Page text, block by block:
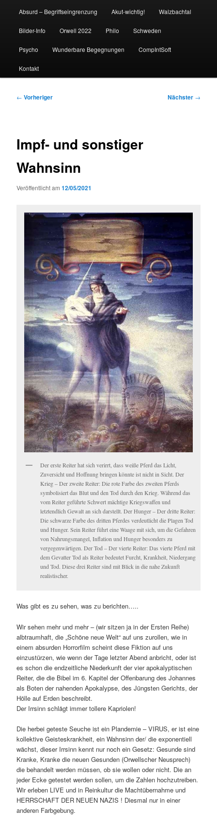
Absurd – Begriffseingrenzung Akut-wichtig! Walzbachtal
Bilder-Info Orwell 2022 Philo Schweden
Psycho Wunderbare Begegnungen CompIntSoft
Kontakt
Beitragsnavigation
← Vorheriger Nächster →
Impf- und sonstiger
Wahnsinn
Veröffentlicht am12/05/2021
Der erste Reiter hat sich verirrt, dass weiße Pferd das Licht,
Zuversicht und Hoffnung bringen könnte ist nicht in Sicht. Der
Krieg – Der zweite Reiter: Die rote Farbe des zweiten Pferds
symbolisiert das Blut und den Tod durch den Krieg. Während das
vom Reiter geführte Schwert mächtige Kriegswaffen und
letztendlich Gewalt an sich darstellt. Der Hunger – Der dritte Reiter:
Die schwarze Farbe des dritten Pferdes verdeutlicht die Plagen Tod
und Hunger. Sein Reiter führt eine Waage mit sich, um die Gefahren
von Nahrungsmangel, Inflation und Hunger besonders zu
vergegenwärtigen. Der Tod – Der vierte Reiter: Das vierte Pferd mit
dem Gevatter Tod als Reiter bedeutet Furcht, Krankheit, Niedergang
und Tod. Diese drei Reiter sind mit Blick in die nahe Zukunft
realistischer.
Was gibt es zu sehen, was zu berichten…..
Wir sehen mehr und mehr – (wir sitzen ja in der Ersten Reihe)
albtraumhaft, die „Schöne neue Welt“ auf uns zurollen, wie in
einem absurden Horrorfilm scheint diese Fiktion auf uns
einzustürzen, wie wenn der Tage letzter Abend anbricht, oder ist
es schon die endzeitliche Niederkunft der vier apokalyptischen
Reiter, die die Bibel im 6. Kapitel der Offenbarung des Johannes
als Boten der nahenden Apokalypse, des Jüngsten Gerichts, der
Hölle auf Erden beschreibt.
Der Irrsinn schlägt immer tollere Kapriolen!
Die herbei geteste Seuche ist ein Plandemie – VIRUS, er ist eine
kollektive Geisteskrankheit, ein Wahnsinn der/ die exponentiell
wächst, dieser Irrsinn kennt nur noch ein Gesetz: Gesunde sind
Kranke, Kranke die neuen Gesunden (Orwellscher Neusprech)
die behandelt werden müssen, ob sie wollen oder nicht. Die an
jeder Ecke getestet werden sollen, um die Zahlen hochzutreiben.
Wir erleben LIVE und in Reinkultur die Machtübernahme und
HERRSCHAFT DER NEUEN NAZIS ! Diesmal nur in einer
anderen Farbgebung.